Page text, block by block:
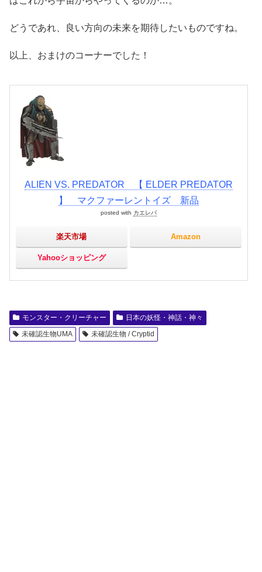
どうであれ、良い方向の未来を期待したいものですね。
以上、おまけのコーナーでした！
ALIEN VS. PREDATOR 【 ELDER PREDATOR
】 マクファーレントイズ 新品
posted with カエレバ
楽天市場 Amazon
Yahooショッピング
モンスター・クリーチャー
日本の妖怪・神話・神々
未確認生物UMA
未確認生物 / Cryptid